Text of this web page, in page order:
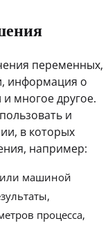
переменных,
информация о
многое другое.
и
в которых
например:
или машиной
процесса,